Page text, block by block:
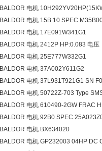
BALDOR 电机
BALDOR 电机 15B 10
BALDOR 电机 17E091W341G1
BALDOR 电机 2412P HP:0.083 电
BALDOR 电机 25E777W332G1
BALDOR 电机 37A002Y611G2
BALDOR 电机 37L931T921G1 SN
BALDOR 电机 50722Z-703 Type
BALDOR 电机 610490-2GW FRAC
BALDOR 电机 92B0
BALDOR 电机 BX634020
BALDOR 电机 GP232003 04HP